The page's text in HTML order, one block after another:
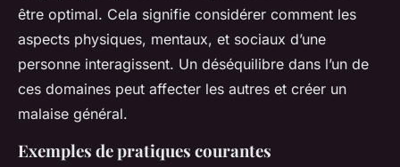
être optimal. Cela signifie considérer comment les
aspects physiques, mentaux, et sociaux d’une
personne interagissent. Un déséquilibre dans l’un de
ces domaines peut affecter les autres et créer un
malaise général.
Exemples de pratiques courantes